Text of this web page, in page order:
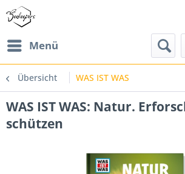
Menü
Übersicht WAS IST WAS
WAS IST WAS: Natur.
schützen